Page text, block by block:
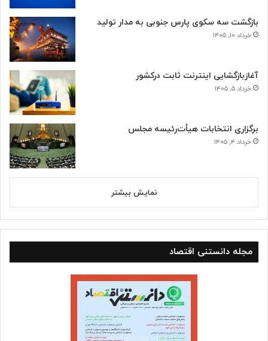
بازگشت سه سکوی پارس جنوبی به مدار تولید
خرداد ۱۰, ۱۴۰۵
آغازبازگشایی اینترنت ثابت درکشور
خرداد ۵, ۱۴۰۵
برگزاری انتخابات هیأت‌رئیسه مجلس
خرداد ۴, ۱۴۰۵
نمایش بیشتر
مجله دانستنی اقتصاد